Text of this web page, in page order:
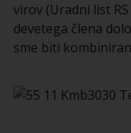
virov (Uradni list
devetega člena
sme biti